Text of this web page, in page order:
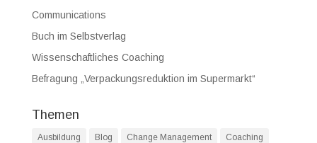
Communications
Buch im Selbstverlag
Wissenschaftliches Coaching
Befragung „Verpackungsreduktion im Supermarkt“
Themen
Ausbildung Blog Change Management Coaching